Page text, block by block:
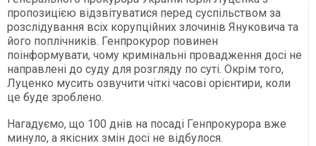
пропозицією відзвітуватися перед суспільством за
розслідування всіх корупційних злочинів Януковича та
його поплічників. Генпрокурор повинен
поінформувати, чому кримінальні провадження досі не
направлені до суду для розгляду по суті. Окрім того,
Луценко мусить озвучити чіткі часові орієнтири, коли
це буде зроблено.
Нагадуємо, що 100 днів на посаді Генпрокурора вже
минуло, а якісних змін досі не відбулося.